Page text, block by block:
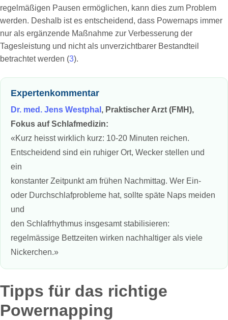
regelmäßigen Pausen ermöglichen, kann dies zum Problem
werden. Deshalb ist es entscheidend, dass Powernaps immer
nur als ergänzende Maßnahme zur Verbesserung der
Tagesleistung und nicht als unverzichtbarer Bestandteil
betrachtet werden (3).
Expertenkommentar
Dr. med. Jens Westphal , Praktischer Arzt (FMH),
Fokus auf Schlafmedizin:
«Kurz heisst wirklich kurz: 10-20 Minuten reichen.
Entscheidend sind ein ruhiger Ort, Wecker stellen und
ein
konstanter Zeitpunkt am frühen Nachmittag. Wer Ein‑
oder Durchschlafprobleme hat, sollte späte Naps meiden
und
den Schlafrhythmus insgesamt stabilisieren:
regelmässige Bettzeiten wirken nachhaltiger als viele
Nickerchen.»
Tipps für das richtige
Powernapping